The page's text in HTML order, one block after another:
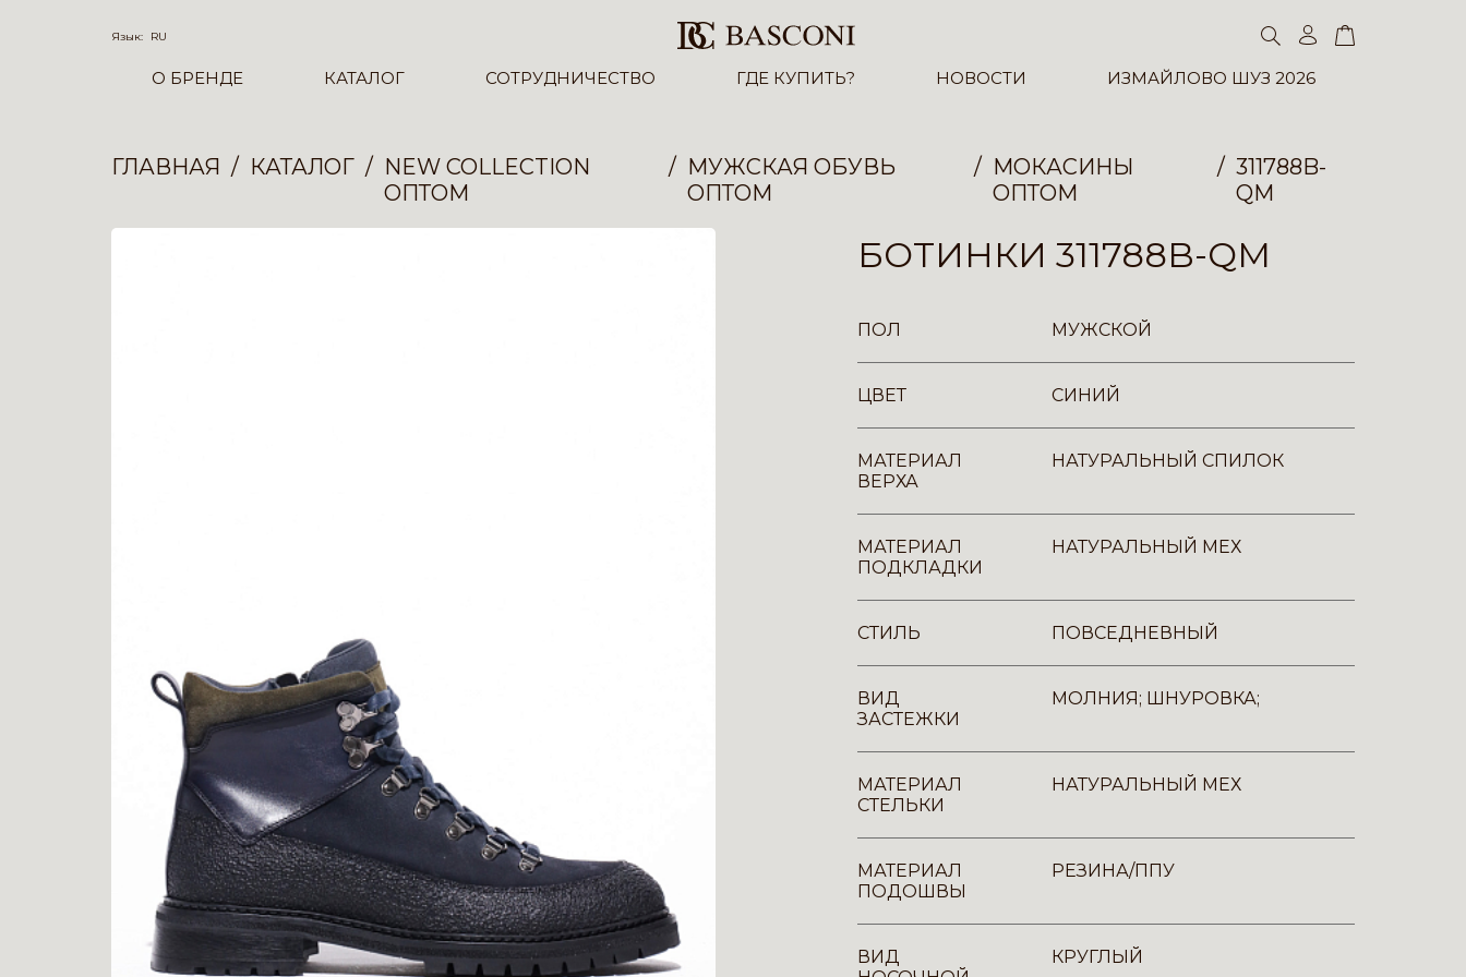
Язык: RU
О БРЕНДЕ КАТАЛОГ СОТРУДНИЧЕСТВО ГДЕ КУПИТЬ? НОВОСТИ ИЗМАЙЛОВО ШУЗ 2026
ГЛАВНАЯ КАТАЛОГ
NEW COLLECTION
ОПТОМ
МУЖСКАЯ ОБУВЬ
ОПТОМ
МОКАСИНЫ
ОПТОМ
311788B-
QM
БОТИНКИ 311788B-QM
ПОЛ МУЖСКОЙ
ЦВЕТ СИНИЙ
МАТЕРИАЛ
ВЕРХА
НАТУРАЛЬНЫЙ СПИЛОК
МАТЕРИАЛ
ПОДКЛАДКИ
НАТУРАЛЬНЫЙ МЕХ
СТИЛЬ ПОВСЕДНЕВНЫЙ
ВИД
ЗАСТЕЖКИ
МОЛНИЯ; ШНУРОВКА;
МАТЕРИАЛ
СТЕЛЬКИ
НАТУРАЛЬНЫЙ МЕХ
МАТЕРИАЛ
ПОДОШВЫ
РЕЗИНА/ППУ
ВИД
КРУГЛЫЙ